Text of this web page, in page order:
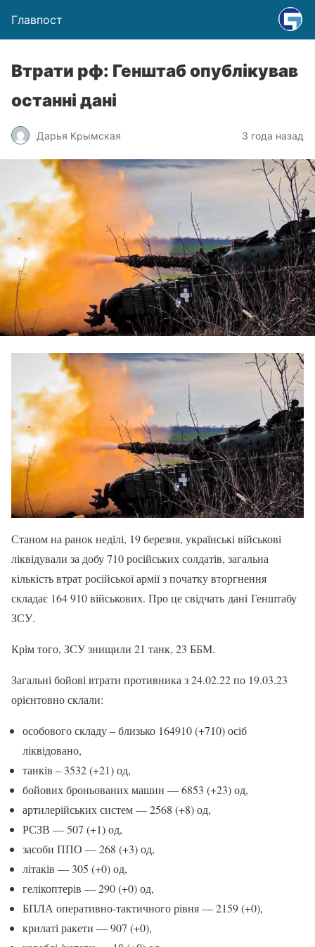
Главпост
Втрати рф: Генштаб опублікував
останні дані
Дарья Крымская 3 года назад
Станом на ранок неділі, 19 березня, українські військові
ліквідували за добу 710 російських солдатів, загальна
кількість втрат російської армії з початку вторгнення
складає 164 910 військових. Про це свідчать дані Генштабу
ЗСУ.
Крім того, ЗСУ знищили 21 танк, 23 ББМ.
Загальні бойові втрати противника з 24.02.22 по 19.03.23
орієнтовно склали:
особового складу ‒ близько 164910 (+710) осіб
ліквідовано,
танків ‒ 3532 (+21) од,
бойових броньованих машин — 6853 (+23) од,
артилерійських систем — 2568 (+8) од,
РСЗВ — 507 (+1) од,
засоби ППО — 268 (+3) од,
літаків — 305 (+0) од,
гелікоптерів — 290 (+0) од,
БПЛА оперативно-тактичного рівня — 2159 (+0),
крилаті ракети — 907 (+0),